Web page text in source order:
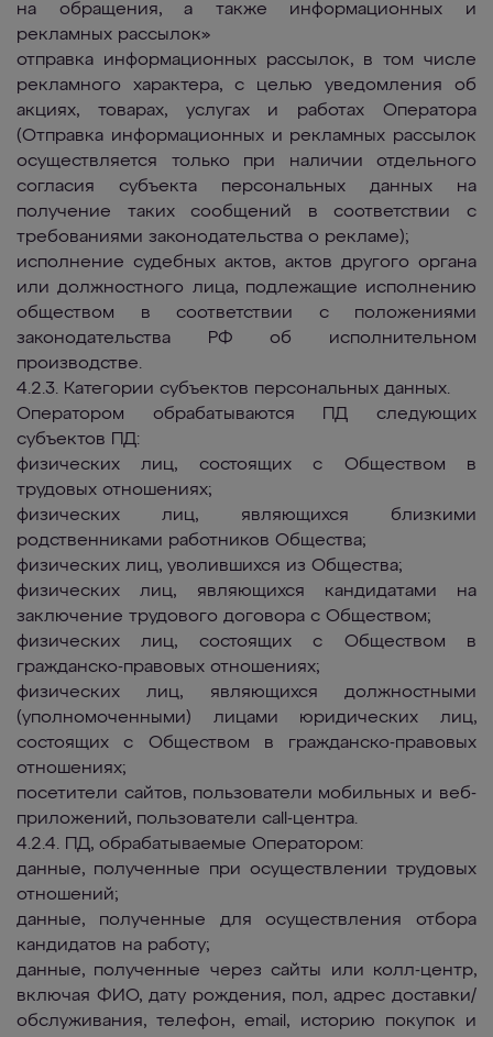
на обращения, а также информационных и
рекламных рассылок»
отправка информационных рассылок, в том числе
рекламного характера, с целью уведомления об
акциях, товарах, услугах и работах Оператора
(Отправка информационных и рекламных рассылок
осуществляется только при наличии отдельного
согласия субъекта персональных данных на
получение таких сообщений в соответствии с
требованиями законодательства о рекламе);
исполнение судебных актов, актов другого органа
или должностного лица, подлежащие исполнению
обществом в соответствии с положениями
законодательства РФ об исполнительном
производстве.
4.2.3. Категории субъектов персональных данных.
Оператором обрабатываются ПД следующих
субъектов ПД:
физических лиц, состоящих с Обществом в
трудовых отношениях;
физических лиц, являющихся близкими
родственниками работников Общества;
физических лиц, уволившихся из Общества;
физических лиц, являющихся кандидатами на
заключение трудового договора с Обществом;
физических лиц, состоящих с Обществом в
гражданско-правовых отношениях;
физических лиц, являющихся должностными
(уполномоченными) лицами юридических лиц,
состоящих с Обществом в гражданско-правовых
отношениях;
посетители сайтов, пользователи мобильных и веб-
приложений, пользователи call-центра.
4.2.4. ПД, обрабатываемые Оператором:
данные, полученные при осуществлении трудовых
отношений;
данные, полученные для осуществления отбора
кандидатов на работу;
данные, полученные через сайты или колл-центр,
включая ФИО, дату рождения, пол, адрес доставки/
обслуживания, телефон, email, историю покупок и